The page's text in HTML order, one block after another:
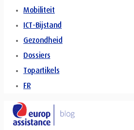
Mobiliteit
ICT-Bijstand
Gezondheid
Dossiers
Topartikels
FR